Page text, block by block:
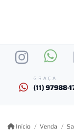
GRAÇA
(11) 97988-
Início Venda